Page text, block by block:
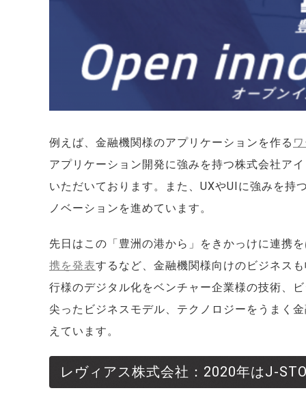
例えば、金融機関様のアプリケーションを作る
アプリケーション開発に強みを持つ株式会社ア
いただいております。また、UXやUIに強みを持
ノベーションを進めています。
先日はこの「豊洲の港から」をきかっけに連携
携を発表するなど、金融機関様向けのビジネス
行様のデジタル化をベンチャー企業様の技術、
尖ったビジネスモデル、テクノロジーをうまく
えています。
レヴィアス株式会社：2020年はJ-